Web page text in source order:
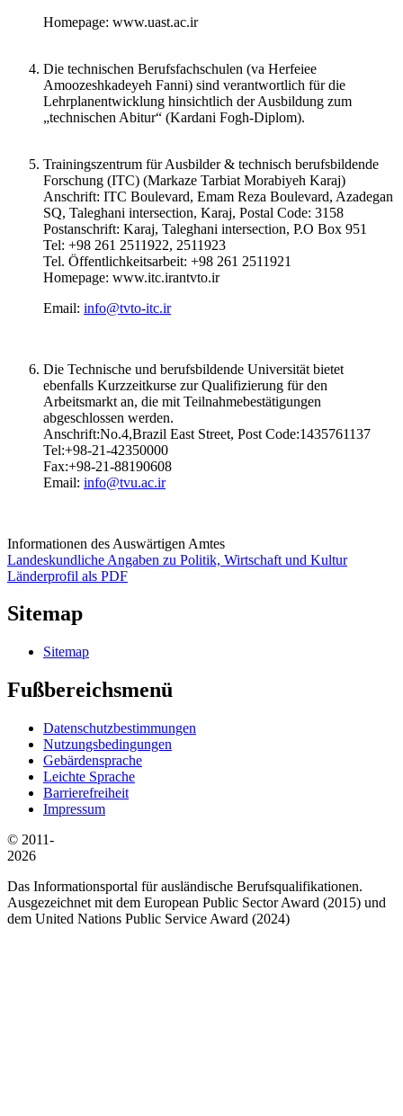
Homepage: www.uast.ac.ir
Die technischen Berufsfachschulen (va Herfeiee
Amoozeshkadeyeh Fanni) sind verantwortlich für die
Lehrplanentwicklung hinsichtlich der Ausbildung zum
„technischen Abitur“ (Kardani Fogh-Diplom).
Trainingszentrum für Ausbilder & technisch berufsbildende
Forschung (ITC) (Markaze Tarbiat Morabiyeh Karaj)
Anschrift: ITC Boulevard, Emam Reza Boulevard, Azadegan
SQ, Taleghani intersection, Karaj, Postal Code: 3158
Postanschrift: Karaj, Taleghani intersection, P.O Box 951
Tel: +98 261 2511922, 2511923
Tel. Öffentlichkeitsarbeit: +98 261 2511921
Homepage: www.itc.irantvto.ir
Email: info@tvto-itc.ir
Die Technische und berufsbildende Universität bietet
ebenfalls Kurzzeitkurse zur Qualifizierung für den
Arbeitsmarkt an, die mit Teilnahmebestätigungen
abgeschlossen werden.
Anschrift:No.4,Brazil East Street, Post Code:1435761137
Tel:+98-21-42350000
Fax:+98-21-88190608
Email: info@tvu.ac.ir
Informationen des Auswärtigen Amtes
Landeskundliche Angaben zu Politik, Wirtschaft und Kultur
Länderprofil als PDF
Sitemap
Sitemap
Fußbereichsmenü
Datenschutzbestimmungen
Nutzungsbedingungen
Gebärdensprache
Leichte Sprache
Barrierefreiheit
Impressum
© 2011-
2026
Das Informationsportal für ausländische Berufsqualifikationen.
Ausgezeichnet mit dem European Public Sector Award (2015) und
dem United Nations Public Service Award (2024)